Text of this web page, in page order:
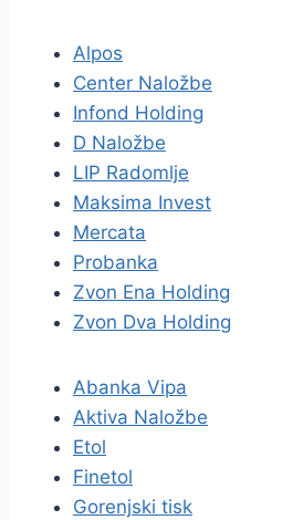
Alpos
Center Naložbe
Infond Holding
D Naložbe
LIP Radomlje
Maksima Invest
Mercata
Probanka
Zvon Ena Holding
Zvon Dva Holding
Abanka Vipa
Aktiva Naložbe
Etol
Finetol
Gorenjski tisk